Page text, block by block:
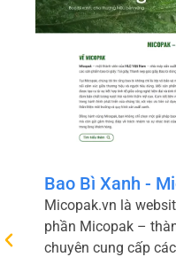
Bao Bì Xanh -
Micopak.vn là
phần Micopak –
chuyên cung cấp